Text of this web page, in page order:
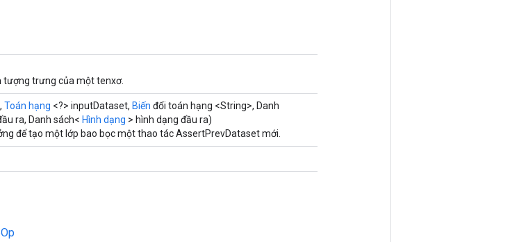
tượng trưng của một tenxơ.
Toán hạng <?> inputDataset, Biến đổi toán hạng <String>, Danh
ra, Danh sách< Hình dạng > hình dạng đầu ra)
để tạo một lớp bao bọc một thao tác AssertPrevDataset mới.